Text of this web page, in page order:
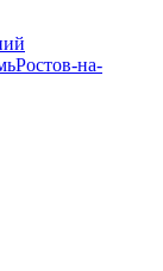
Ростов-на-